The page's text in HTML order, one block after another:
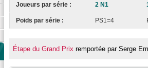
Joueurs par série : 2 N1
Poids par série : PS1=4
Étape du Grand Prix remportée par Serge